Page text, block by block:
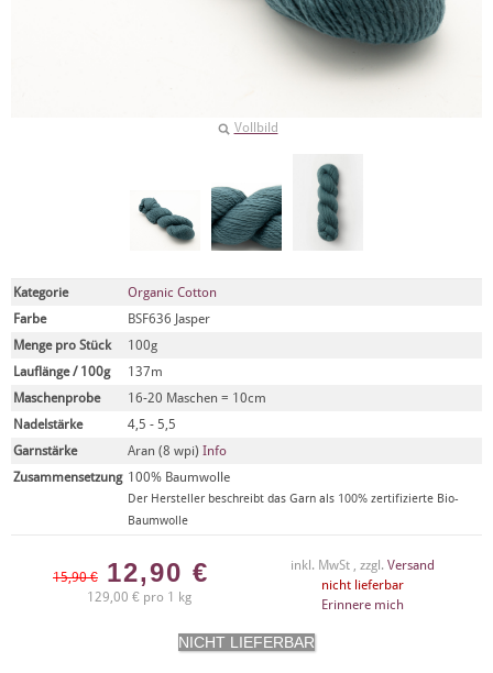
Vollbild
Kategorie
Organic Cotton
Farbe
BSF636 Jasper
Menge pro Stück
100g
Lauflänge / 100g
137m
Maschenprobe
16-20 Maschen = 10cm
Nadelstärke
4,5 - 5,5
Garnstärke
Aran (8 wpi) Info
Zusammensetzung 100% Baumwolle
Der Hersteller beschreibt das Garn als 100% zertifizierte Bio-
Baumwolle
15,90 € 12,90 €
129,00 € pro 1 kg
inkl. MwSt , zzgl. Versand
nicht lieferbar
Erinnere mich